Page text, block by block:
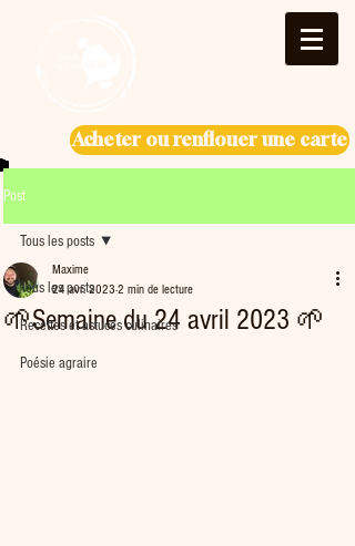
Acheter ou renflouer une carte
Post
Tous les posts
Recettes et astuces culinaires
Poésie agraire
Tous les posts
🌱Semaine du 24 avril 2023 🌱
Maxime
24 avr. 2023 2 min de lecture